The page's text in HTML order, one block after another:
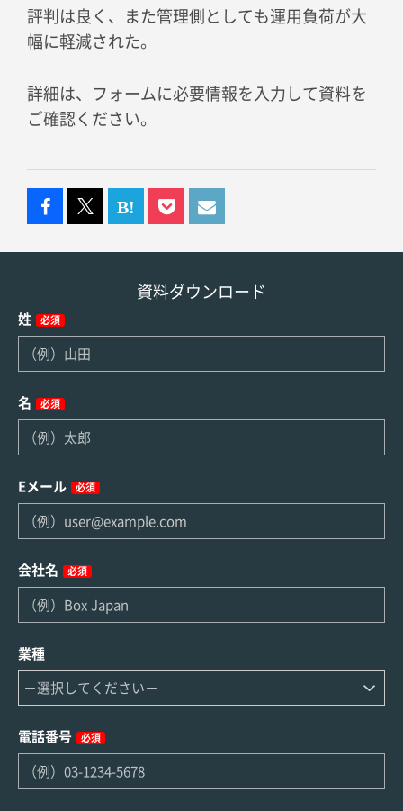
評判は良く、また管理側としても運用負荷が大
幅に軽減された。
詳細は、フォームに必要情報を入力して資料を
ご確認ください。
資料ダウンロード
姓 必須
名 必須
Eメール 必須
会社名 必須
業種
電話番号 必須